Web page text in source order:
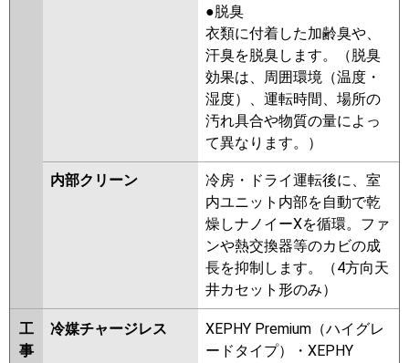
●脱臭
衣類に付着した加齢臭や、
汗臭を脱臭します。（脱臭
効果は、周囲環境（温度・
湿度）、運転時間、場所の
汚れ具合や物質の量によっ
て異なります。）
内部クリーン
冷房・ドライ運転後に、室
内ユニット内部を自動で乾
燥しナノイーXを循環。ファ
ンや熱交換器等のカビの成
長を抑制します。（4方向天
井カセット形のみ）
工
事
冷媒チャージレス
XEPHY Premium（ハイグレ
ードタイプ）・XEPHY